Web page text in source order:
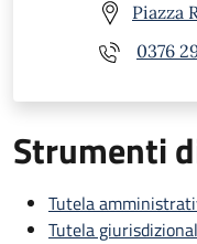
Piazza
0376
Strumenti
Tutela
Tutela